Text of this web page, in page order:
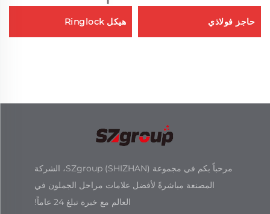
حاجز فولاذي هيكل Ringlock
مرحباً بكم في مجموعة SZgroup (SHIZHAN)، الشركة
المصنعة مباشرةً لأفضل علامات مراحل الجملون في
العالم مع خبرة تبلغ 24 عاماً!